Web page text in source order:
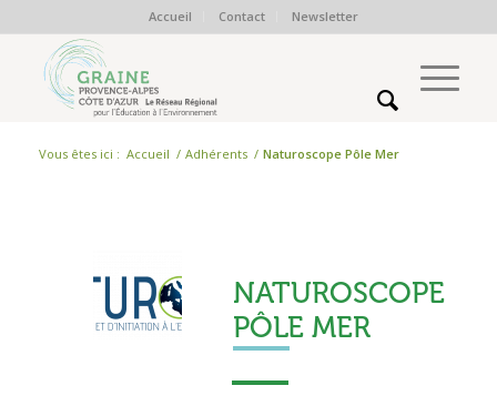
Accueil Contact Newsletter
Vous êtes ici : Accueil / Adhérents / Naturoscope Pôle Mer
NATUROSCOPE
PÔLE MER